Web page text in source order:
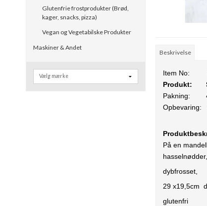
Glutenfrie frostprodukter (Brød,
kager, snacks, pizza)
Vegan og Vegetabilske Produkter
Maskiner & Andet
Beskrivelse
Item
Produkt:
Pakning:
På en
dybfrosset,
29 x19,5cm
glutenfri